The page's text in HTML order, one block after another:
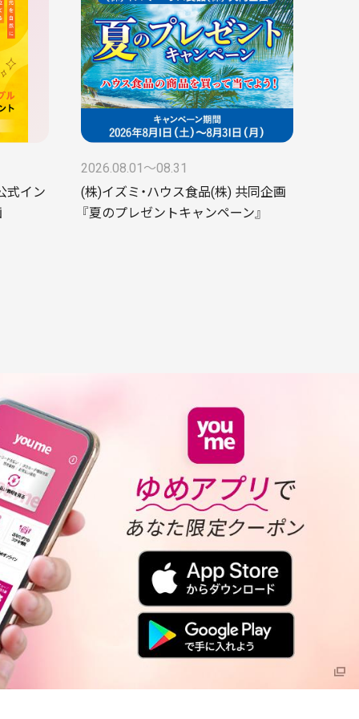
式イン
2026.08.01〜08.31
(株)イズミ・ハウス食品(株) 共同企画
『夏のプレゼントキャンペーン』